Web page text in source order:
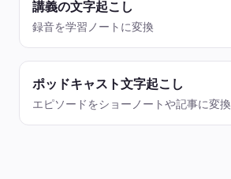
講義の文字起こし
録音を学習ノートに変換
ポッドキャスト文字起こし
エピソードをショーノートや記事に変換